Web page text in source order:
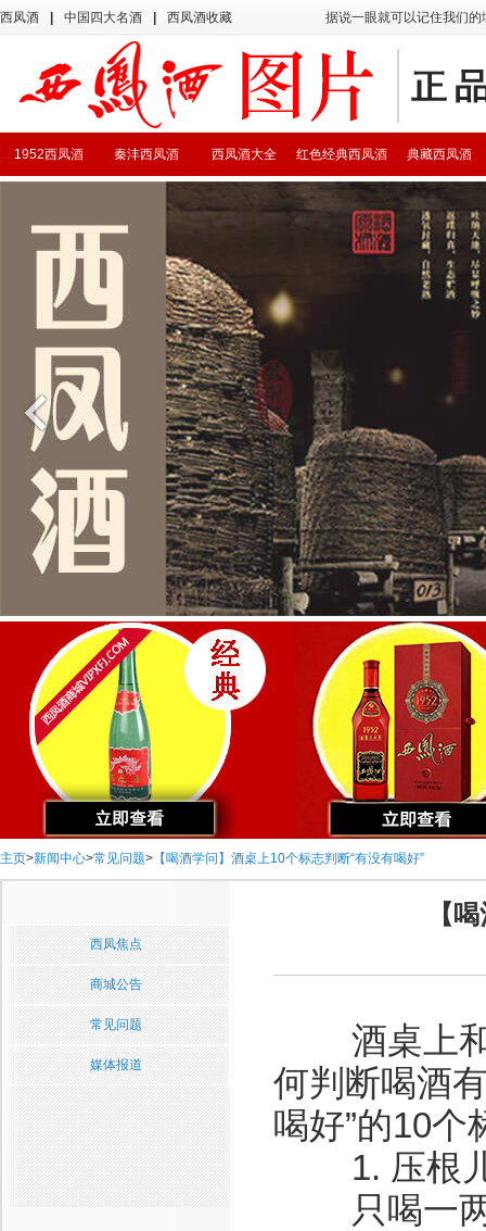
西凤酒 中国四大名酒 西凤酒收藏 据说一眼就可以记住我们
典藏西凤酒
红色经典西凤酒
西凤酒大全
秦沣西凤酒
1952西凤酒
主页>新闻中心>常见问题> 【喝酒学问】酒桌上10个标志判断“有没有喝好”
西凤焦点
商城公告
常见问题
媒体报道
【
酒桌上和
何判断喝酒
喝好”的10个
1. 压根儿
只喝一两